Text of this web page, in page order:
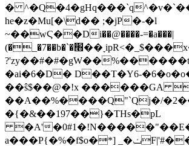
�
he�z�Mu[�\d�� ;�jP�-�l
~��wϚ��Di��@����-=�a���|
(�_�7��b�`�׫��ׇ ipR<�_$���x�T�n
�ai�6�D� D��T�Y6-
��ŝ$��@�!x ������GA
��A��%����Q"`Qj�/
�{�&��197��}�THs�pL
�A'
a���P{�%�f$o�*] _�ݖF|'#��&��g